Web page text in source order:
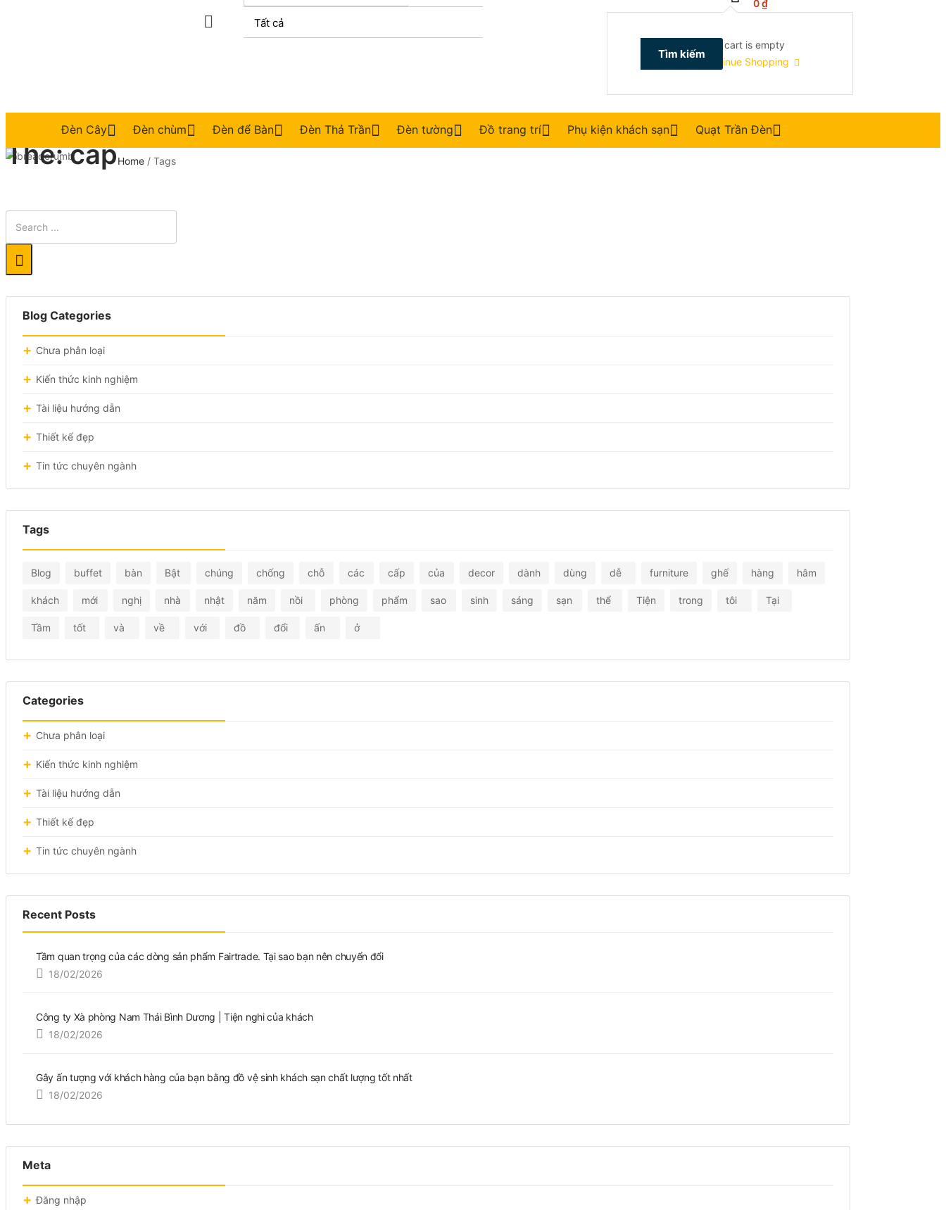
Tìm kiếm
0₫
Your cart is empty
Continue Shopping
Đèn Cây Đèn chùm Đèn để Bàn Đèn Thả Trần Đèn tường Đồ trang trí Phụ kiện khách sạn Quạt Trần Đèn
Thẻ:cấpHome / Tags
Blog Categories
Chưa phân loại
Kiến thức kinh nghiệm
Tài liệu hướng dẫn
Thiết kế đẹp
Tin tức chuyên ngành
Tags
Blog buffet bàn Bật chúng chống chỗ các cấp của decor dành dùng dễ furniture ghế hàng hâm
khách mới nghị nhà nhật năm nồi phòng phẩm sao sinh sáng sạn thể Tiện trong tôi Tại
Tầm tốt và về với đồ đổi ấn ở
Categories
Chưa phân loại
Kiến thức kinh nghiệm
Tài liệu hướng dẫn
Thiết kế đẹp
Tin tức chuyên ngành
Recent Posts
Tầm quan trọng của các dòng sản phẩm Fairtrade. Tại sao bạn nên chuyển đổi
18/02/2026
Công ty Xà phòng Nam Thái Bình Dương | Tiện nghi của khách
18/02/2026
Gây ấn tượng với khách hàng của bạn bằng đồ vệ sinh khách sạn chất lượng tốt nhất
18/02/2026
Meta
Đăng nhập